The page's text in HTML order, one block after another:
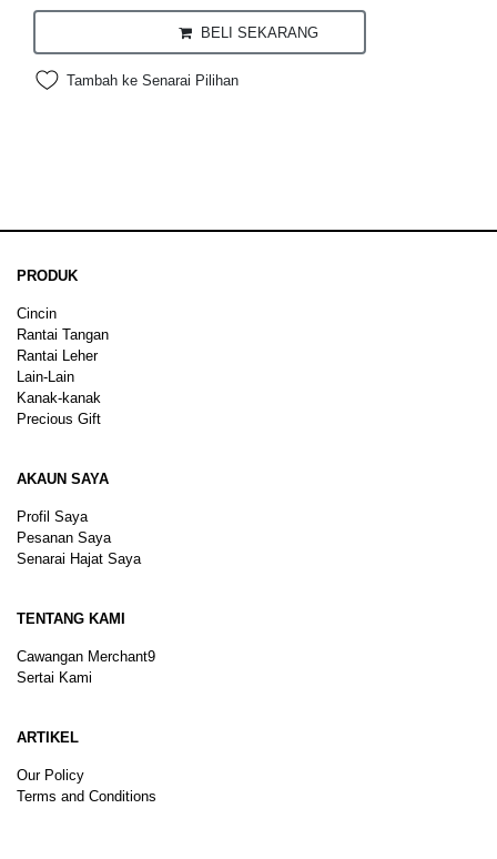
BELI SEKARANG
Tambah ke Senarai Pilihan
PRODUK
Cincin
Rantai Tangan
Rantai Leher
Lain-Lain
Kanak-kanak
Precious Gift
AKAUN SAYA
Profil Saya
Pesanan Saya
Senarai Hajat Saya
TENTANG KAMI
Cawangan Merchant9
Sertai Kami
ARTIKEL
Our Policy
Terms and Conditions